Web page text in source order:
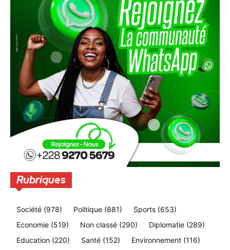
Rubriques
Société (978) Politique (881) Sports (653)
Economie (519) Non classé (290) Diplomatie (289)
Education (220) Santé (152) Environnement (116)